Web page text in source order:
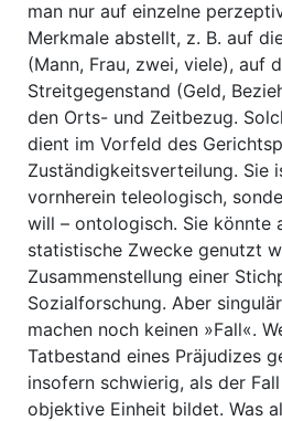
man nur auf einzelne
Merkmale abstellt, z. B. auf
(Mann, Frau, zwei, viele), auf
Streitgegenstand (Geld,
den Orts- und Zeitbezug.
dient im Vorfeld des
Zuständigkeitsverteilung. Sie
vornherein teleologisch,
will – ontologisch. Sie könnte
statistische Zwecke genutzt
Zusammenstellung einer
Sozialforschung. Aber
machen noch keinen »Fall«.
Tatbestand eines Präjudizes
insofern schwierig, als der
objektive Einheit bildet. Was